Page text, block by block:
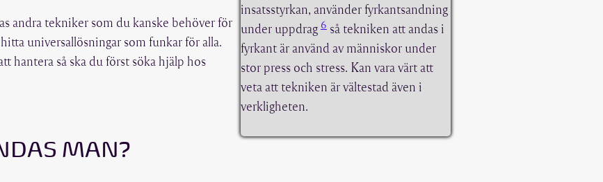
andra tekniker som du kanske behöver för
universallösningar som funkar för alla.
hantera så ska du först söka hjälp hos
insatsstyrkan, använder fyrkantsandning
under uppdrag 6så tekniken att andas i
fyrkant är använd av människor under
stor press och stress. Kan vara värt att
veta att tekniken är vältestad även i
verkligheten.
MAN?